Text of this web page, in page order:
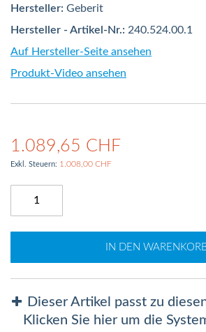
Hersteller: Geberit
Hersteller - Artikel-Nr.: 240.524.00.1
Auf Hersteller-Seite ansehen
Produkt-Video ansehen
1.089,65 CHF
1.008,00 CHF
IN DEN
Dieser Artikel passt zu
Klicken Sie hier um die